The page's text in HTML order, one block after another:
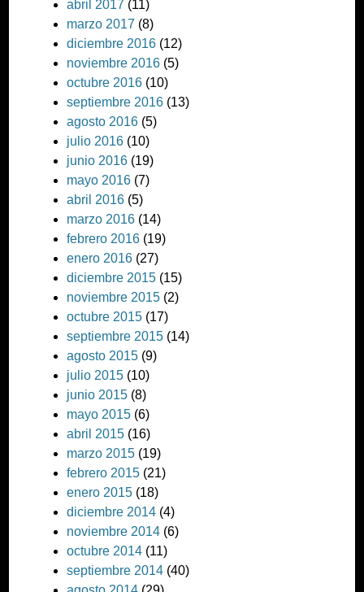
abril 2017 (11)
marzo 2017 (8)
diciembre 2016 (12)
noviembre 2016 (5)
octubre 2016 (10)
septiembre 2016 (13)
agosto 2016 (5)
julio 2016 (10)
junio 2016 (19)
mayo 2016 (7)
abril 2016 (5)
marzo 2016 (14)
febrero 2016 (19)
enero 2016 (27)
diciembre 2015 (15)
noviembre 2015 (2)
octubre 2015 (17)
septiembre 2015 (14)
agosto 2015 (9)
julio 2015 (10)
junio 2015 (8)
mayo 2015 (6)
abril 2015 (16)
marzo 2015 (19)
febrero 2015 (21)
enero 2015 (18)
diciembre 2014 (4)
noviembre 2014 (6)
octubre 2014 (11)
septiembre 2014 (40)